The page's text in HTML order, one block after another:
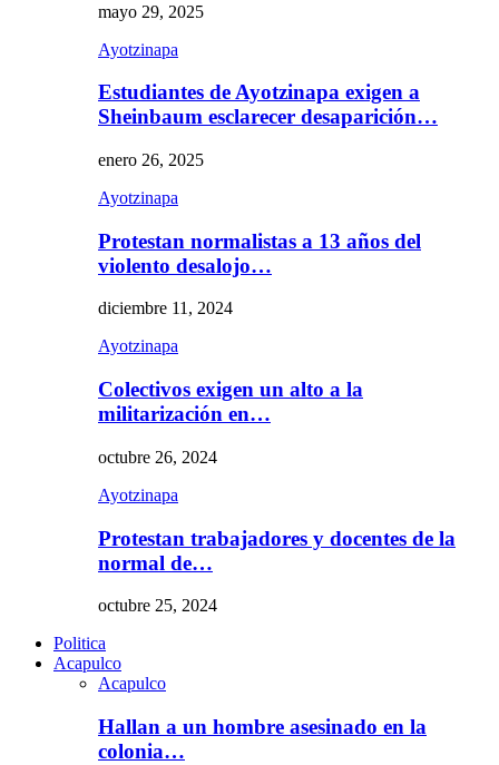
mayo 29, 2025
Ayotzinapa
Estudiantes de Ayotzinapa exigen a
Sheinbaum esclarecer desaparición…
enero 26, 2025
Ayotzinapa
Protestan normalistas a 13 años del
violento desalojo…
diciembre 11, 2024
Ayotzinapa
Colectivos exigen un alto a la
militarización en…
octubre 26, 2024
Ayotzinapa
Protestan trabajadores y docentes de la
normal de…
octubre 25, 2024
Politica
Acapulco
Acapulco
Hallan a un hombre asesinado en la
colonia…